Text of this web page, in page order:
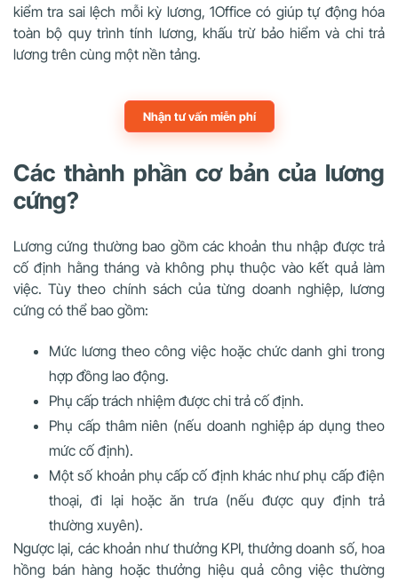
kiểm tra sai lệch mỗi kỳ lương, 1Office có giúp tự động hóa
toàn bộ quy trình tính lương, khấu trừ bảo hiểm và chi trả
lương trên cùng một nền tảng.
Nhận tư vấn miễn phí
Các thành phần cơ bản của lương
cứng?
Lương cứng thường bao gồm các khoản thu nhập được trả
cố định hằng tháng và không phụ thuộc vào kết quả làm
việc. Tùy theo chính sách của từng doanh nghiệp, lương
cứng có thể bao gồm:
Mức lương theo công việc hoặc chức danh ghi trong
hợp đồng lao động.
Phụ cấp trách nhiệm được chi trả cố định.
Phụ cấp thâm niên (nếu doanh nghiệp áp dụng theo
mức cố định).
Một số khoản phụ cấp cố định khác như phụ cấp điện
thoại, đi lại hoặc ăn trưa (nếu được quy định trả
thường xuyên).
Ngược lại, các khoản như thưởng KPI, thưởng doanh số, hoa
hồng bán hàng hoặc thưởng hiệu quả công việc thường